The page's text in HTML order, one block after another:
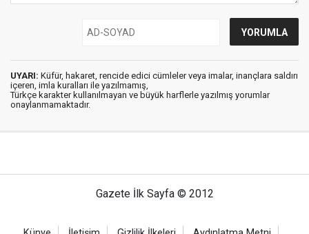
UYARI: Küfür, hakaret, rencide edici cümleler veya imalar, inançlara saldırı
içeren, imla kuralları ile yazılmamış,
Türkçe karakter kullanılmayan ve büyük harflerle yazılmış yorumlar
onaylanmamaktadır.
Gazete İlk Sayfa © 2012